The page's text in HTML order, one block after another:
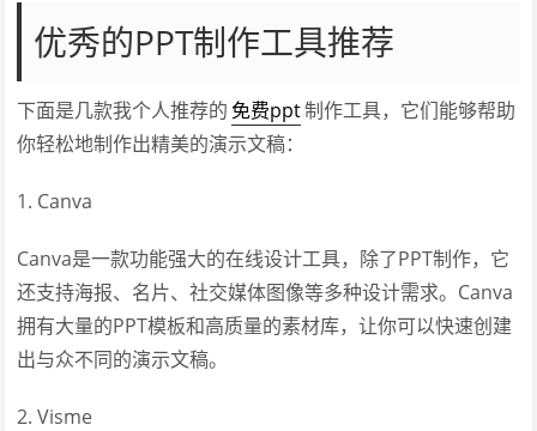
优秀的PPT制作工具推荐
下面是几款我个人推荐的 免费ppt制作工具，它们能够帮助
你轻松地制作出精美的演示文稿：
1. Canva
Canva是一款功能强大的在线设计工具，除了PPT制作，它
还支持海报、名片、社交媒体图像等多种设计需求。Canva
拥有大量的PPT模板和高质量的素材库，让你可以快速创建
出与众不同的演示文稿。
2. Visme